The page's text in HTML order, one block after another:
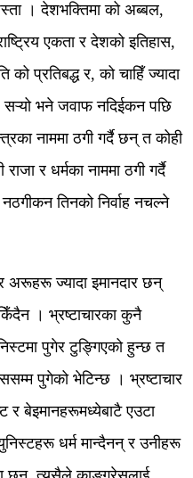
। देशभक्तिमा को अब्बल,
एकता र देशको इतिहास,
प्रतिबद्ध र, को चाहिँ ज्यादा
सऱ्यो भने जवाफ नदिईकन पछि
नाममा ठगी गर्दै छन् त कोही
र धर्मका नाममा ठगी गर्दै
तिनको निर्वाह नचल्ने
ज्यादा इमानदार छन्
। भ्रष्टाचारका कुनै
पुगेर टुङ्गिएको हुन्छ त
पुगेको भेटिन्छ । भ्रष्टाचार
र बेइमानहरूमध्येबाटै एउटा
धर्म मान्दैनन् र उनीहरू